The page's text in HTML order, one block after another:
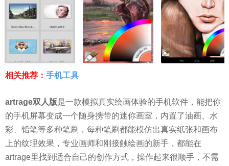
相关推荐： 手机工具
artrage双人版是一款模拟真实绘画体验的手机软件，能把你
的手机屏幕变成一个随身携带的迷你画室，内置了油画、水
彩、铅笔等多种笔刷，每种笔刷都能模仿出真实纸张和画布
上的纹理效果，专业画师和刚接触绘画的新手，都能在
artrage里找到适合自己的创作方式，操作起来很顺手，不需